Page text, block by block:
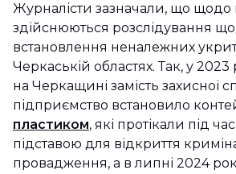
Журналісти зазначали, що щодо
здійснюються розслідування
встановлення неналежних
Черкаській областях. Так, у 2023
на Черкащині замість захисної
підприємство встановило
пластиком, які протікали під
підставою для відкриття
провадження, а в липні 2024